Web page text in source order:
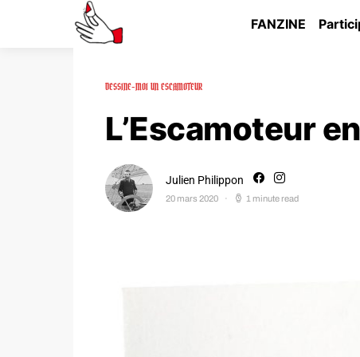
FANZINE
DESSINE-MOI UN ESCAMOTEUR
L’Escamoteur
Julien Philippon
20 mars 2020 1 minute read